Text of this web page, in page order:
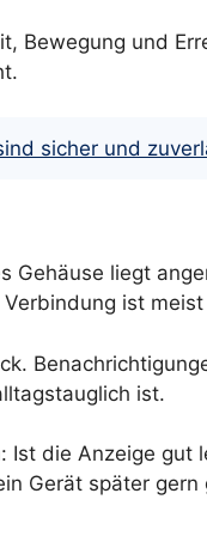
Bewegung und
sicher und
liegt
ist
ist.
die Anzeige
Gerät später